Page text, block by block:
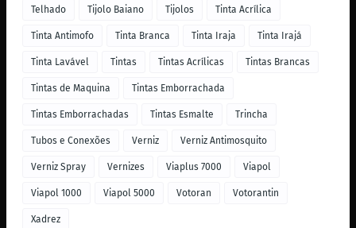
Telhado Tijolo Baiano Tijolos Tinta Acrílica
Tinta Antimofo Tinta Branca Tinta Iraja Tinta Irajá
Tinta Lavável Tintas Tintas Acrílicas Tintas Brancas
Tintas de Maquina Tintas Emborrachada
Tintas Emborrachadas Tintas Esmalte Trincha
Tubos e Conexões Verniz Verniz Antimosquito
Verniz Spray Vernizes Viaplus 7000 Viapol
Viapol 1000 Viapol 5000 Votoran Votorantin
Xadrez